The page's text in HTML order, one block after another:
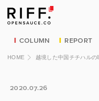
COLUMN REPORT
HOME 越境した中国チチハル
2020.07.26